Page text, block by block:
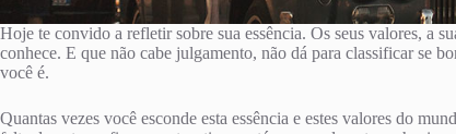
Hoje te convido a refletir sobre sua essência. Os seus valores, a
conhece. E que não cabe julgamento, não dá para classificar se
você é.
Quantas vezes você esconde esta essência e estes valores do